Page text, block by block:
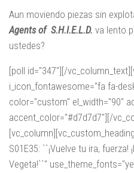
Aun moviendo piezas sin
Agents of S.H.I.E.L.D. va lento
ustedes?
[poll id="347"][/
i_icon_fontawesome="fa fa-
color="custom" el_width="90"
accent_color="#d7d7d7"][/
S01E35: ``¡Vuelve tu ira,
Vegeta!``"